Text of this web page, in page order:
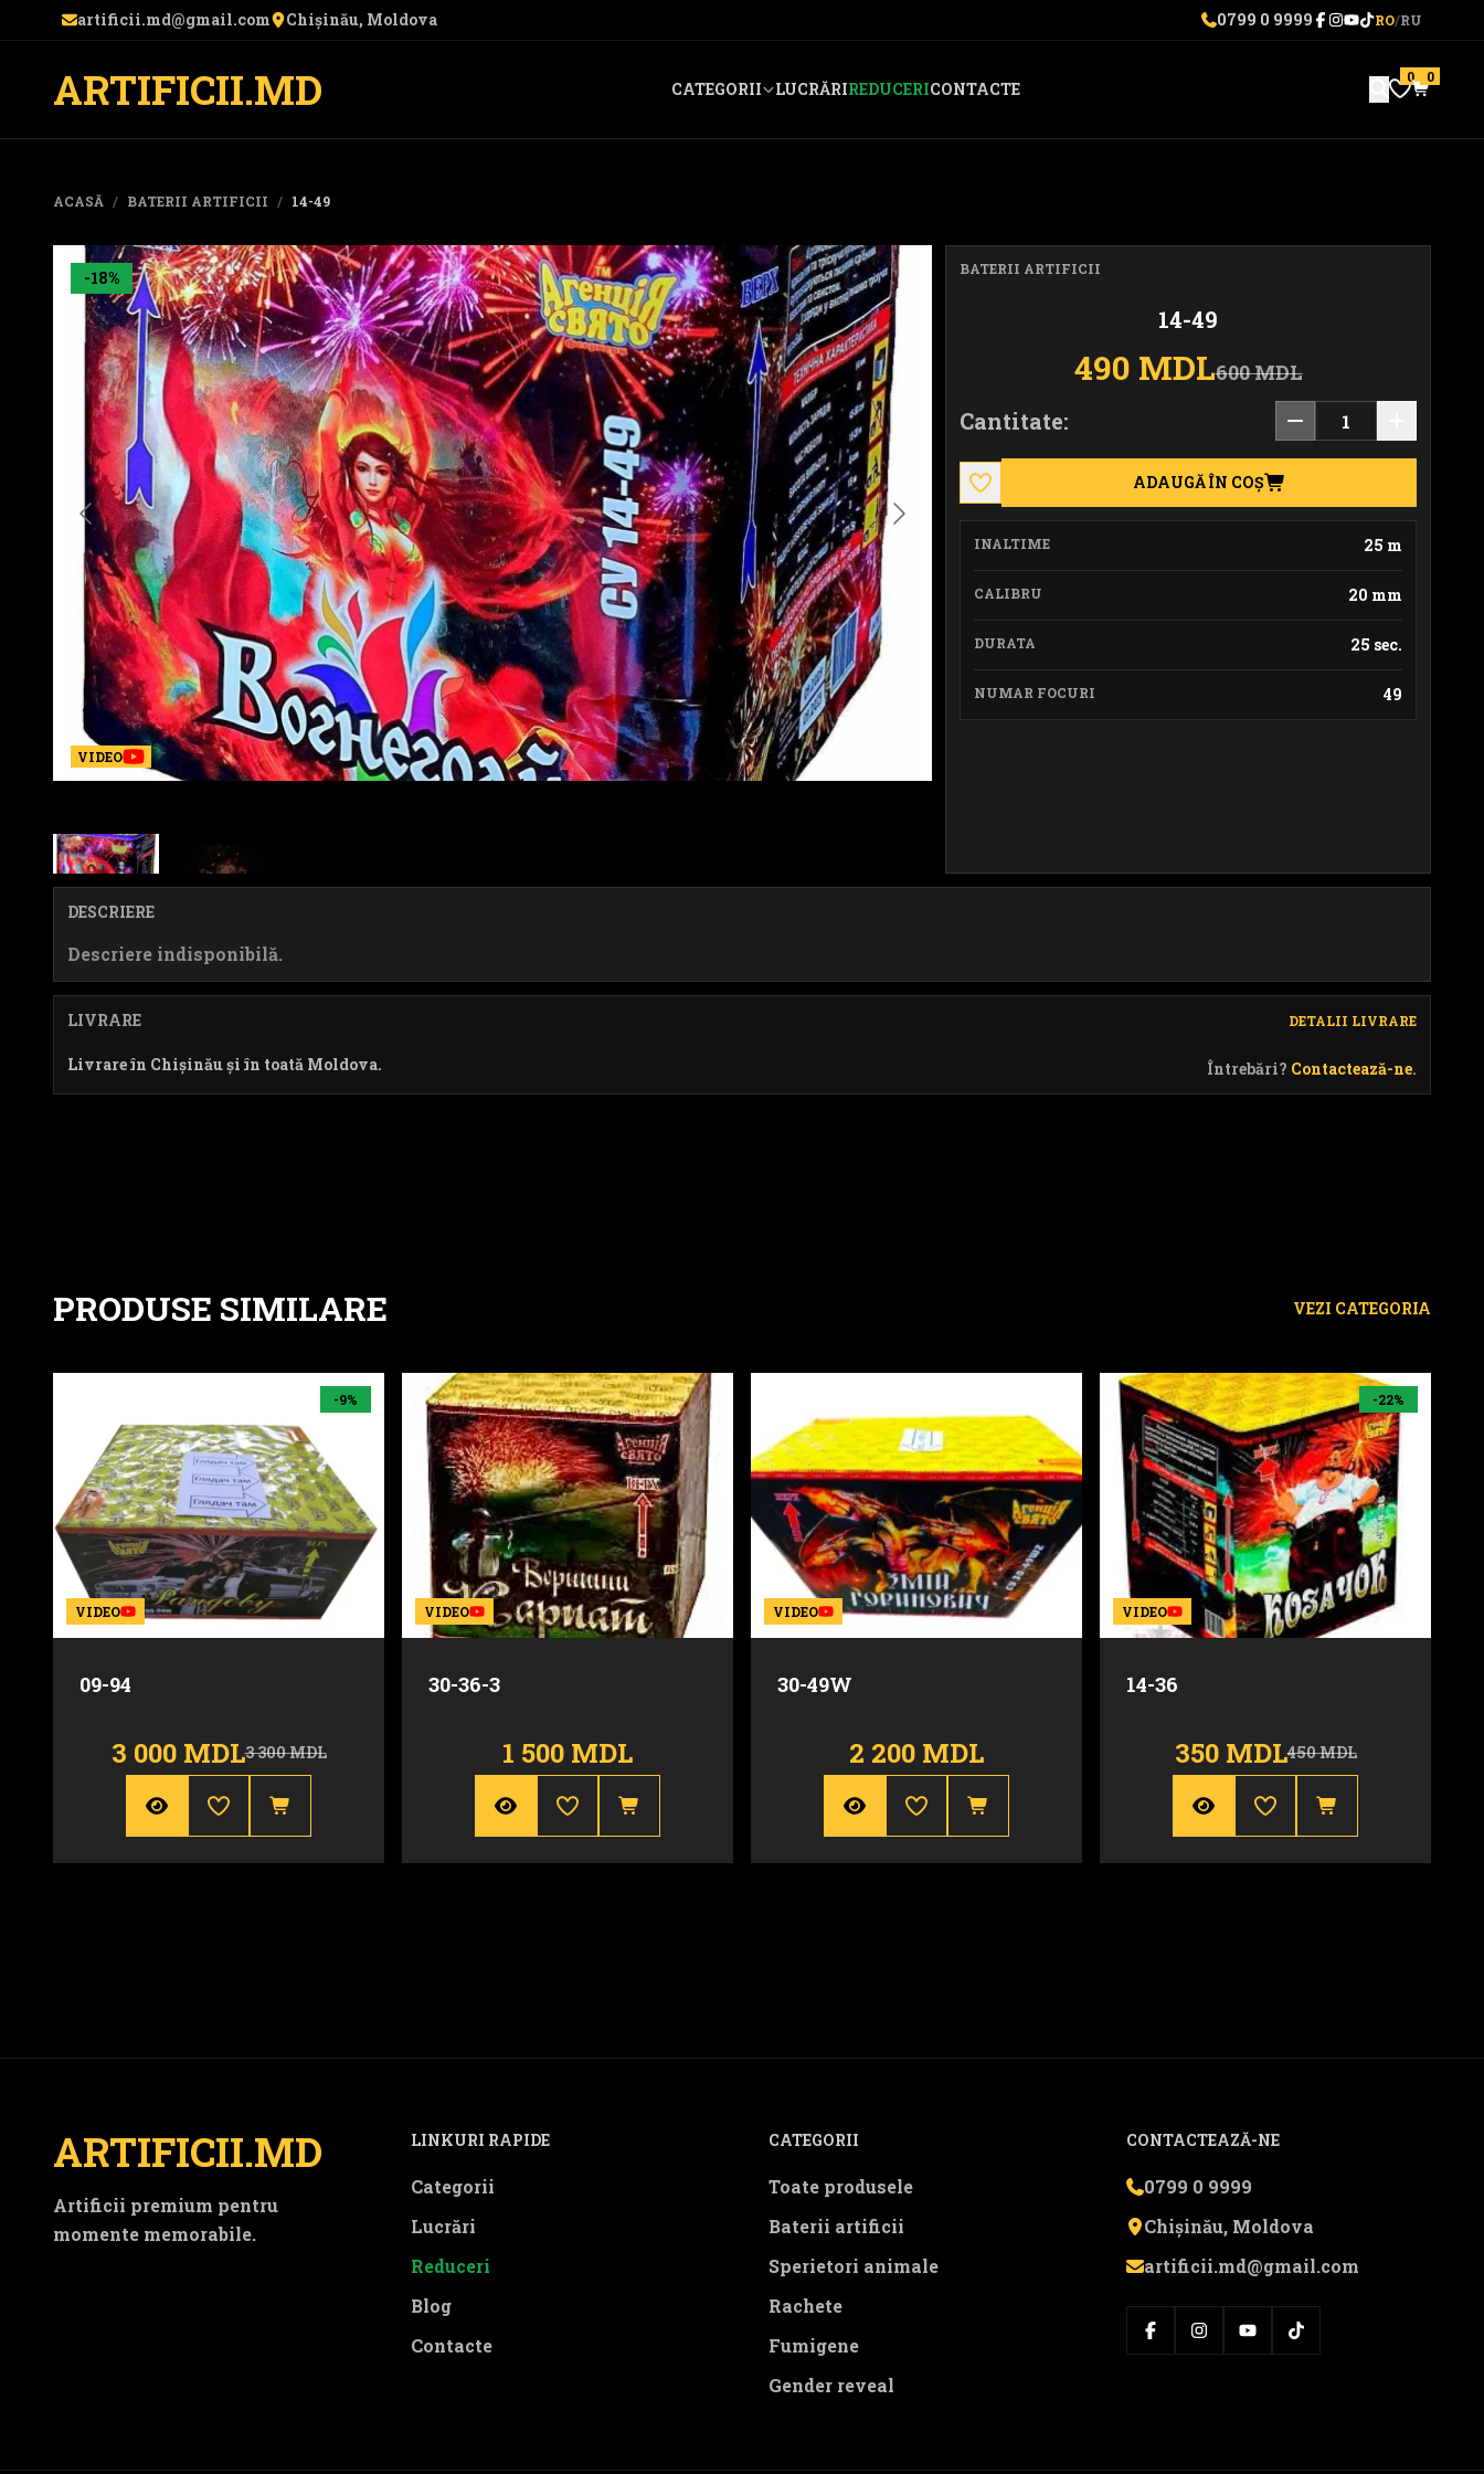
artificii.md@gmail.com Chișinău, Moldova 0799 0 9999 RO/RU
ARTIFICII.MD CATEGORII LUCRĂRIREDUCERICONTACTE
0 0
ACASĂ / BATERII ARTIFICII / 14-49
-18%
VIDEO
BATERII ARTIFICII
14-49
490 MDL600 MDL
Cantitate:
ADAUGĂ ÎN COȘ
INALTIME 25 m
CALIBRU 20 mm
DURATA 25 sec.
NUMAR FOCURI 49
DESCRIERE
Descriere indisponibilă.
LIVRARE DETALII LIVRARE
Livrare în Chișinău și în toată Moldova. Întrebări? Contactează-ne.
PRODUSE SIMILARE VEZI CATEGORIA
-9%
VIDEO
09-94
3 000 MDL3 300 MDL
30-36-3
VIDEO
30-36-3
1 500 MDL
VIDEO
30-49W
2 200 MDL
14-36
-22%
VIDEO
14-36
350 MDL450 MDL
ARTIFICII.MD
Artificii premium pentru
momente memorabile.
LINKURI RAPIDE
Categorii
Lucrări
Reduceri
Blog
Contacte
CATEGORII
Toate produsele
Baterii artificii
Sperietori animale
Rachete
Fumigene
Gender reveal
CONTACTEAZĂ-NE
0799 0 9999
Chișinău, Moldova
artificii.md@gmail.com